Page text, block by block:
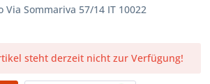
Sommariva 57/14 IT 10022
steht derzeit nicht zur Verfügung!